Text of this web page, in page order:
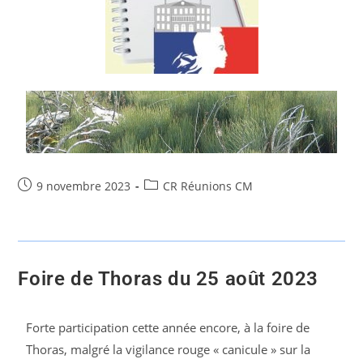
9 novembre 2023 CR Réunions CM
Foire de Thoras du 25 août 2023
Forte participation cette année encore, à la foire de
Thoras, malgré la vigilance rouge « canicule » sur la